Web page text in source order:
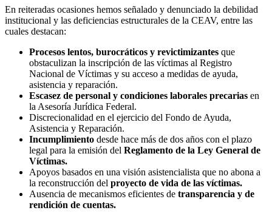
En reiteradas ocasiones hemos señalado y denunciado la debilidad
institucional y las deficiencias estructurales de la CEAV, entre las
cuales destacan:
Procesos lentos, burocráticos y revictimizantes que
obstaculizan la inscripción de las víctimas al Registro
Nacional de Víctimas y su acceso a medidas de ayuda,
asistencia y reparación.
Escasez de personal y condiciones laborales precarias en
la Asesoría Jurídica Federal.
Discrecionalidad en el ejercicio del Fondo de Ayuda,
Asistencia y Reparación.
Incumplimiento desde hace más de dos años con el plazo
legal para la emisión del Reglamento de la Ley General de
Víctimas.
Apoyos basados en una visión asistencialista que no abona a
la reconstrucción del proyecto de vida de las víctimas.
Ausencia de mecanismos eficientes de transparencia y de
rendición de cuentas.